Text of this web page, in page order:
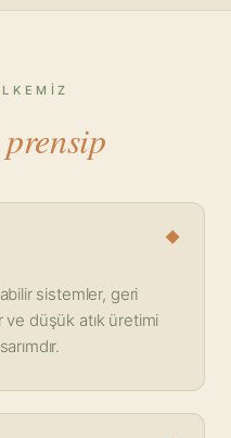
prensip
sistemler, geri
düşük atık üretimi